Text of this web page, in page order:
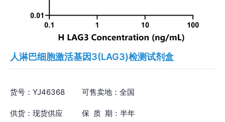
人淋巴细胞激活基因3(LAG3)检测试剂盒
货号：YJ46368 可售卖地：全国
供货：现货供应 保 质 期：半年